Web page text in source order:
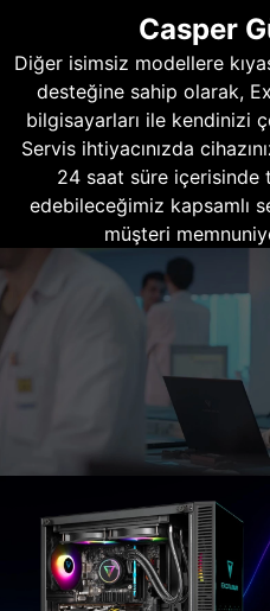
Casper
Diğer isimsiz modellere
desteğine sahip olarak,
bilgisayarları ile kendinizi
Servis ihtiyacınızda
24 saat süre içerisinde
edebileceğimiz kapsamlı
müşteri